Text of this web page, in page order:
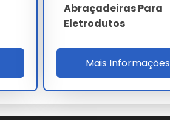
Abraçadeiras Para
Eletrodutos
Mais Informações